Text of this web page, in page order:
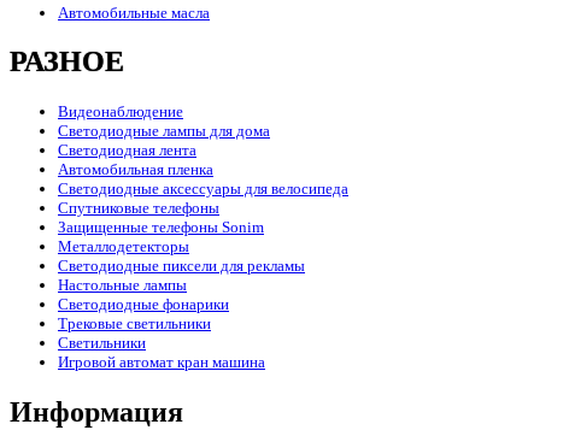
Автомобильные масла
РАЗНОЕ
Видеонаблюдение
Светодиодные лампы для дома
Светодиодная лента
Автомобильная пленка
Светодиодные аксессуары для велосипеда
Спутниковые телефоны
Защищенные телефоны Sonim
Металлодетекторы
Светодиодные пиксели для рекламы
Настольные лампы
Светодиодные фонарики
Трековые светильники
Светильники
Игровой автомат кран машина
Информация